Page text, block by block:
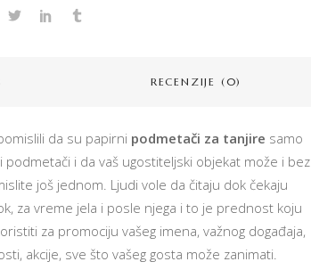
RECENZIJE (0)
da su papirni podmetači za tanjire samo
podmetači i da vaš ugostiteljski objekat može i bez
još jednom. Ljudi vole da čitaju dok čekaju
za vreme jela i posle njega i to je prednost koju
za promociju vašeg imena, važnog događaja,
akcije, sve što vašeg gosta može zanimati.